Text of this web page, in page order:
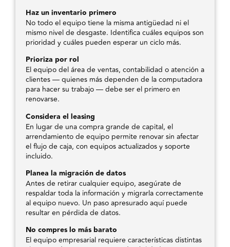
Haz un inventario primero
No todo el equipo tiene la misma antigüedad ni el
mismo nivel de desgaste. Identifica cuáles equipos son
prioridad y cuáles pueden esperar un ciclo más.
Prioriza por rol
El equipo del área de ventas, contabilidad o atención a
clientes — quienes más dependen de la computadora
para hacer su trabajo — debe ser el primero en
renovarse.
Considera el leasing
En lugar de una compra grande de capital, el
arrendamiento de equipo permite renovar sin afectar
el flujo de caja, con equipos actualizados y soporte
incluido.
Planea la migración de datos
Antes de retirar cualquier equipo, asegúrate de
respaldar toda la información y migrarla correctamente
al equipo nuevo. Un paso apresurado aquí puede
resultar en pérdida de datos.
No compres lo más barato
El equipo empresarial requiere características distintas